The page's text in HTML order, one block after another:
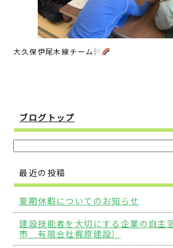
k
大久保伊尾木線チーム
ブログトップ
最近の投稿
夏期休暇についてのお知らせ
建設技能者を大切にする企業の自主
市 有限会社梶原建設）